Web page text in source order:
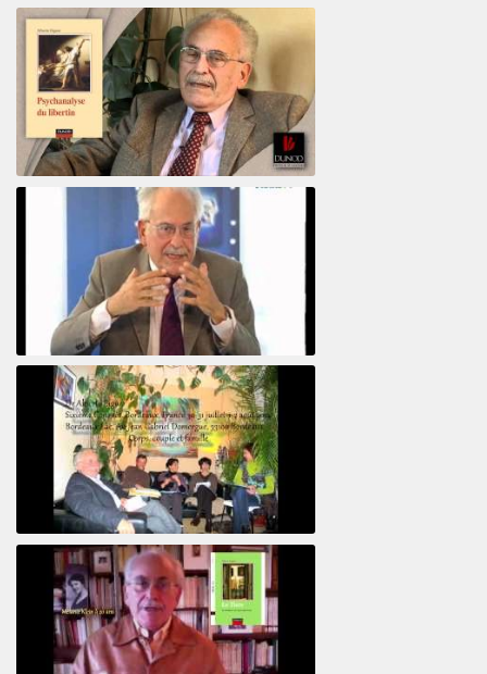
Votre maison vous révèle
Psychanalyse du libertin
Le pervers narcissique et son complice
Revisitant le corps familial